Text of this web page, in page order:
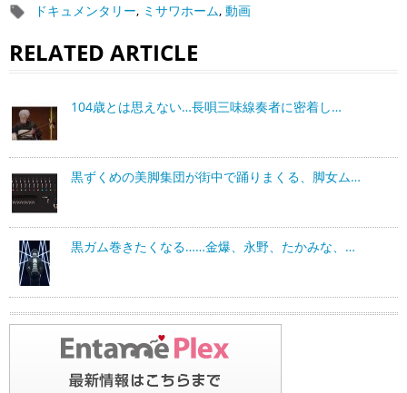
ドキュメンタリー, ミサワホーム, 動画
RELATED ARTICLE
104歳とは思えない…長唄三味線奏者に密着し…
黒ずくめの美脚集団が街中で踊りまくる、脚女ム…
黒ガム巻きたくなる……金爆、永野、たかみな、…